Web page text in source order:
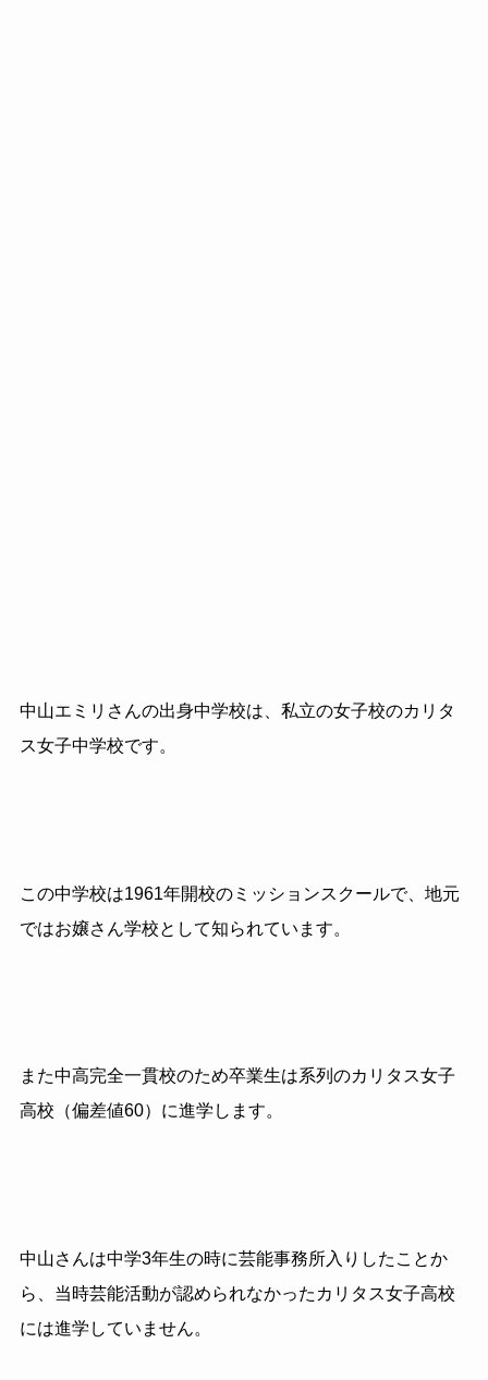
中山エミリさんの出身中学校は、私立の女子校のカリタ
ス女子中学校です。
この中学校は1961年開校のミッションスクールで、地元
ではお嬢さん学校として知られています。
また中高完全一貫校のため卒業生は系列のカリタス女子
高校（偏差値60）に進学します。
中山さんは中学3年生の時に芸能事務所入りしたことか
ら、当時芸能活動が認められなかったカリタス女子高校
には進学していません。